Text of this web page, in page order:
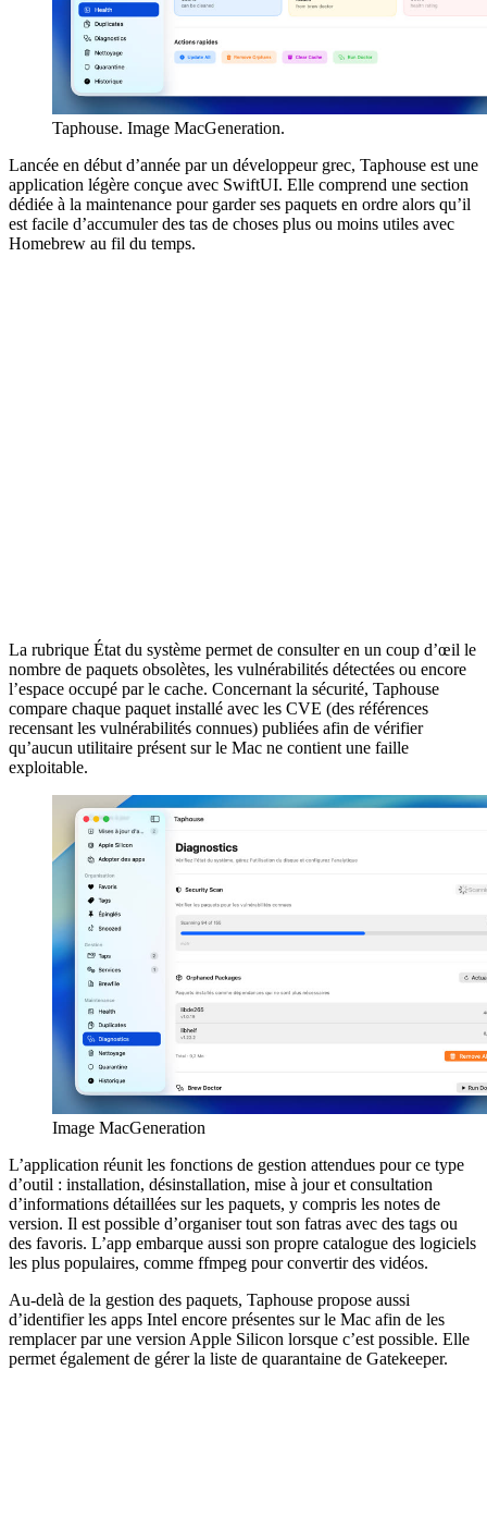
Taphouse. Image MacGeneration.
Lancée en début d’année par un développeur grec, Taphouse est une
application légère conçue avec SwiftUI. Elle comprend une section
dédiée à la maintenance pour garder ses paquets en ordre alors qu’il
est facile d’accumuler des tas de choses plus ou moins utiles avec
Homebrew au fil du temps.
La rubrique État du système permet de consulter en un coup d’œil le
nombre de paquets obsolètes, les vulnérabilités détectées ou encore
l’espace occupé par le cache. Concernant la sécurité, Taphouse
compare chaque paquet installé avec les CVE (des références
recensant les vulnérabilités connues) publiées afin de vérifier
qu’aucun utilitaire présent sur le Mac ne contient une faille
exploitable.
Image MacGeneration
L’application réunit les fonctions de gestion attendues pour ce type
d’outil : installation, désinstallation, mise à jour et consultation
d’informations détaillées sur les paquets, y compris les notes de
version. Il est possible d’organiser tout son fatras avec des tags ou
des favoris. L’app embarque aussi son propre catalogue des logiciels
les plus populaires, comme ffmpeg pour convertir des vidéos.
Au-delà de la gestion des paquets, Taphouse propose aussi
d’identifier les apps Intel encore présentes sur le Mac afin de les
remplacer par une version Apple Silicon lorsque c’est possible. Elle
permet également de gérer la liste de quarantaine de Gatekeeper.